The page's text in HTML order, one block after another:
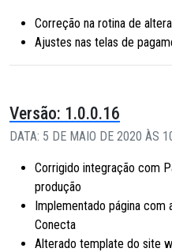
Correção na rotina de
Ajustes nas telas de
Versão: 1.0.0.16
DATA: 5 DE MAIO DE 2020 ÀS
Corrigido integração com
produção
Implementado página com
Conecta
Alterado template do site